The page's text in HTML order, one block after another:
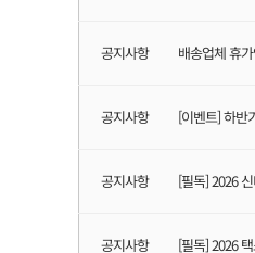
공지사항 배송업체 휴
공지사항 [이벤트] 하반
공지사항 [필독] 2026
공지사항 [필독] 2026